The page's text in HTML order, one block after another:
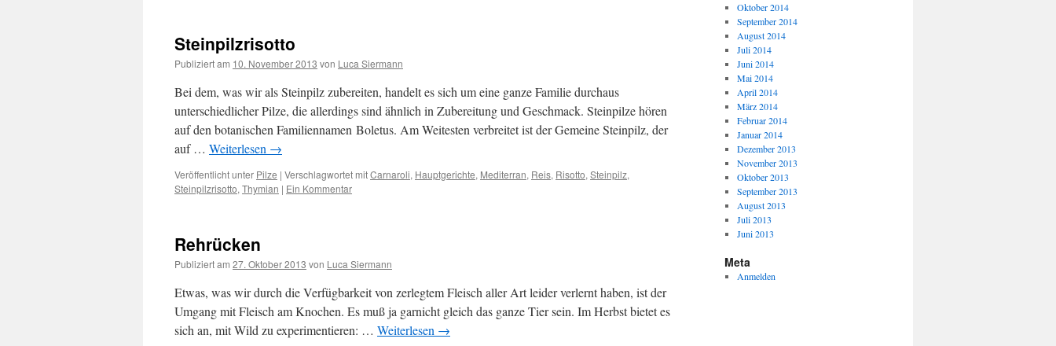
Steinpilzrisotto
Publiziert am 10. November 2013 von Luca Siermann
Bei dem, was wir als Steinpilz zubereiten, handelt es sich um eine ganze Familie durchaus
unterschiedlicher Pilze, die allerdings sind ähnlich in Zubereitung und Geschmack. Steinpilze hören
auf den botanischen Familiennamen Boletus. Am Weitesten verbreitet ist der Gemeine Steinpilz, der
auf … Weiterlesen →
Veröffentlicht unter Pilze | Verschlagwortet mitCarnaroli, Hauptgerichte, Mediterran, Reis, Risotto, Steinpilz,
Steinpilzrisotto, Thymian | Ein Kommentar
Rehrücken
Publiziert am 27. Oktober 2013 von Luca Siermann
Etwas, was wir durch die Verfügbarkeit von zerlegtem Fleisch aller Art leider verlernt haben, ist der
Umgang mit Fleisch am Knochen. Es muß ja garnicht gleich das ganze Tier sein. Im Herbst bietet es
sich an, mit Wild zu experimentieren: … Weiterlesen →
Oktober 2014
September 2014
August 2014
Juli 2014
Juni 2014
Mai 2014
April 2014
März 2014
Februar 2014
Januar 2014
Dezember 2013
November 2013
Oktober 2013
September 2013
August 2013
Juli 2013
Juni 2013
Meta
Anmelden